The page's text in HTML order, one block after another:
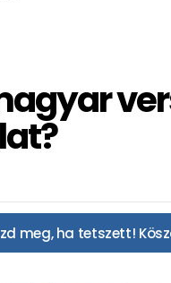
meg, ha tetszett!